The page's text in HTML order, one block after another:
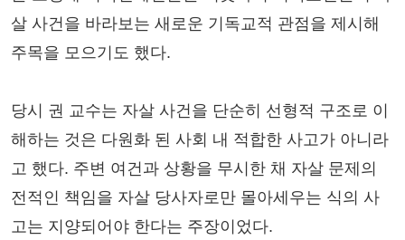
살 사건을 바라보는 새로운 기독교적 관점을 제시해
주목을 모으기도 했다.
당시 권 교수는 자살 사건을 단순히 선형적 구조로 이
해하는 것은 다원화 된 사회 내 적합한 사고가 아니라
고 했다. 주변 여건과 상황을 무시한 채 자살 문제의
전적인 책임을 자살 당사자로만 몰아세우는 식의 사
고는 지양되어야 한다는 주장이었다.